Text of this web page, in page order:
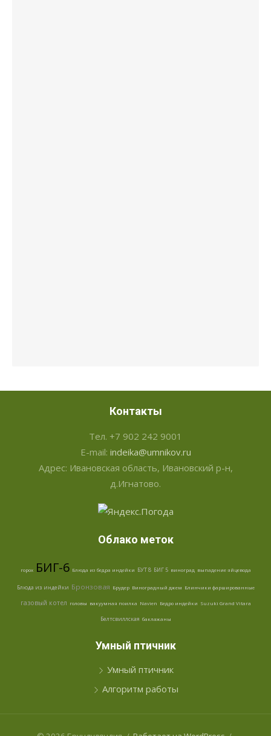
Контакты
Тел. +7 902 242 9001
E-mail: indeika@umnikov.ru
Адрес: Ивановская область, Ивановский р-н,
д.Игнатово.
Облако меток
горох БИГ-6 Блюда из бедра индейки БУТ 8 БИГ 5 виноград выпадение яйцевода
Блюда из индейки Бронзовая Брудер Виноградный джем Блинчики фаршированные
газовый котел головы вакуумная поилка Navien Бедро индейки Suzuki Grand Vitara
Белтсвиллская баклажаны
Умный птичник
Умный птичник
Алгоритм работы